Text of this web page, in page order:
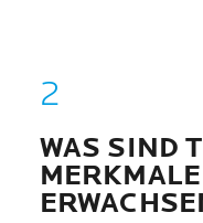
WAS SIND